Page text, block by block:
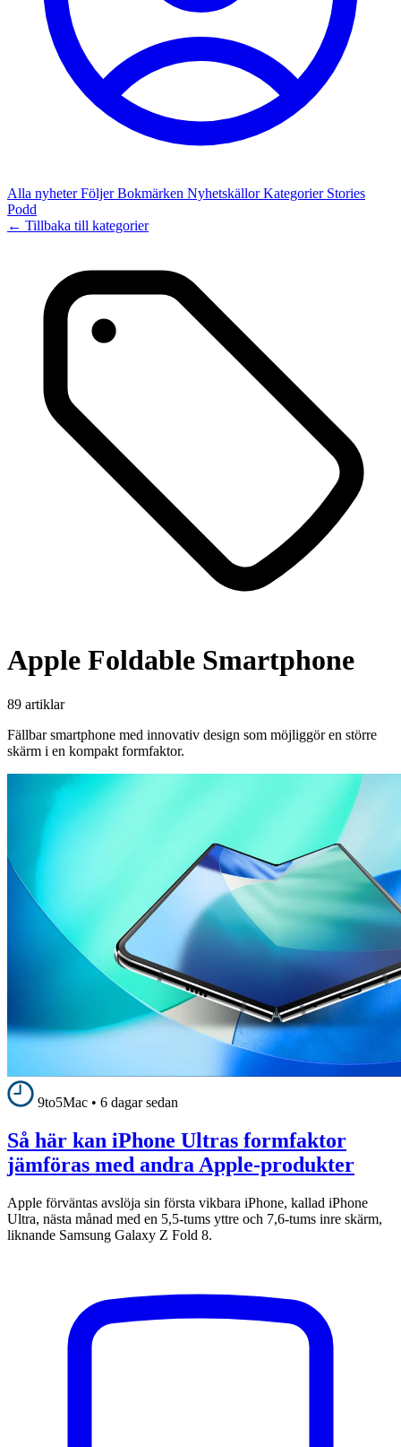
Alla nyheterFöljerBokmärken NyhetskällorKategorier Stories
Podd
← Tillbaka till kategorier
Apple Foldable Smartphone
89 artiklar
Fällbar smartphone med innovativ design som möjliggör en större
skärm i en kompakt formfaktor.
9to5Mac • 6 dagar sedan
Så här kan iPhone Ultras formfaktor
jämföras med andra Apple-produkter
Apple förväntas avslöja sin första vikbara iPhone, kallad iPhone
Ultra, nästa månad med en 5,5-tums yttre och 7,6-tums inre skärm,
liknande Samsung Galaxy Z Fold 8.